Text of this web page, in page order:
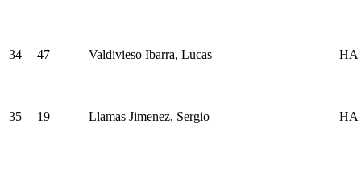
34 47 Valdivieso Ibarra, Lucas HA
35 19 Llamas Jimenez, Sergio HA